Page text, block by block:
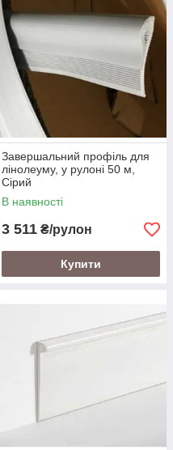
Завершальний профіль для
лінолеуму, у рулоні 50 м,
Сірий
В наявності
3 511 ₴/рулон
Купити